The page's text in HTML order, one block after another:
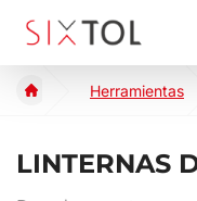
Herramientas
LINTERNAS